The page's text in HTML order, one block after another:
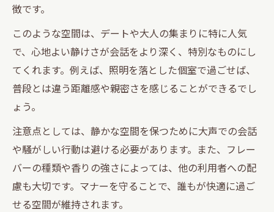
徴です。
このような空間は、デートや大人の集まりに特に人気
で、心地よい静けさが会話をより深く、特別なものにし
てくれます。例えば、照明を落とした個室で過ごせば、
普段とは違う距離感や親密さを感じることができるでし
ょう。
注意点としては、静かな空間を保つために大声での会話
や騒がしい行動は避ける必要があります。また、フレー
バーの種類や香りの強さによっては、他の利用者への配
慮も大切です。マナーを守ることで、誰もが快適に過ご
せる空間が維持されます。